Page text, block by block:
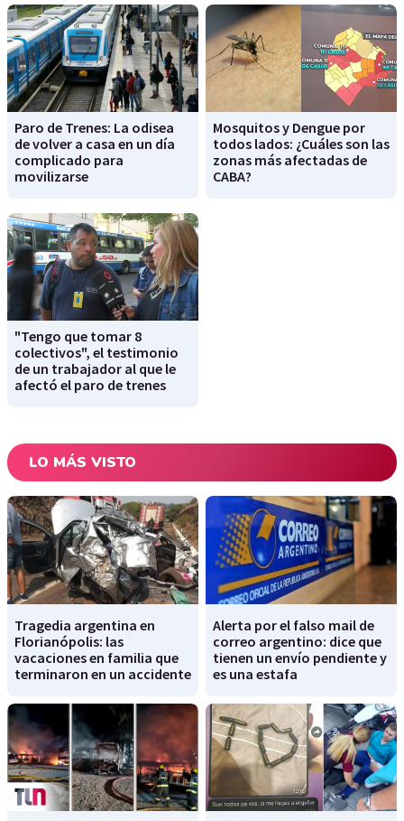
Paro de Trenes: La odisea
de volver a casa en un día
complicado para
movilizarse
Mosquitos y Dengue por
todos lados: ¿Cuáles son las
zonas más afectadas de
CABA?
"Tengo que tomar 8
colectivos", el testimonio
de un trabajador al que le
afectó el paro de trenes
LO MÁS VISTO
Tragedia argentina en
Florianópolis: las
vacaciones en familia que
terminaron en un accidente
Alerta por el falso mail de
correo argentino: dice que
tienen un envío pendiente y
es una estafa